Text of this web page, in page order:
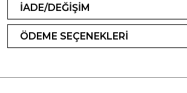
İADE/DEĞİŞİM
ÖDEME SEÇENEKLERİ